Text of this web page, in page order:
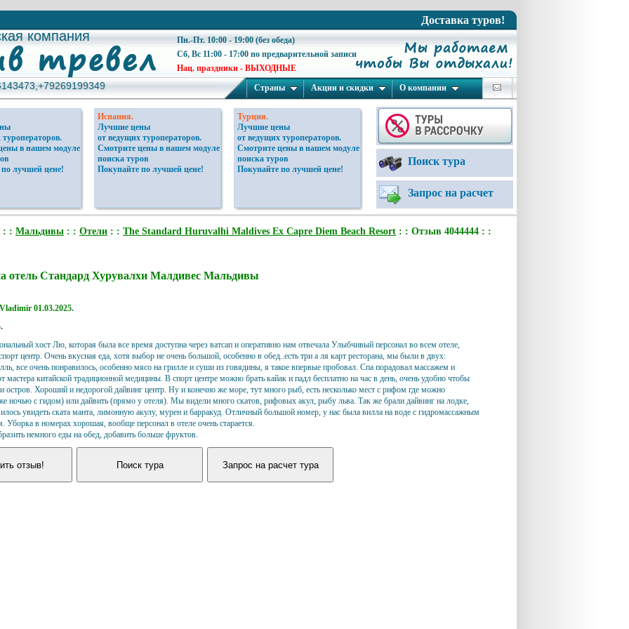
Доставка туров!
компания
компания
Пн.-Пт. 10:00 - 19:00 (без обеда)
Сб, Вс 11:00 - 17:00 по предварительной записи
Нац. праздники - ВЫХОДНЫЕ
Страны Акции и скидки О компании
в нашем модуле
лучшей цене!
Испания.
Лучшие цены
от ведущих туроператоров.
Смотрите цены в нашем модуле
поиска туров
Покупайте по лучшей цене!
Турция.
Лучшие цены
от ведущих туроператоров.
Смотрите цены в нашем модуле
поиска туров
Покупайте по лучшей цене!
Поиск тура
Запрос на расчет
: : Мальдивы : : Отели : : The Standard Huruvalhi Maldives Ex Capre Diem Beach Resort : : Отзыв 4044444 : :
отель Стандард Хурувалхи Малдивес Мальдивы
Vladimir 01.03.2025.
.
хост Лю, которая была все время доступна через ватсап и оперативно нам отвечала Улыбчивый персонал во всем отеле,
центр. Очень вкусная еда, хотя выбор не очень большой, особенно в обед..есть три а ля карт ресторана, мы были в двух:
все очень понравилось, особенно мясо на грилле и суши из говядины, я такое впервые пробовал. Спа порадовал массажем и
мастера китайской традиционной медицины. В спорт центре можно брать кайак и падл бесплатно на час в день, очень удобно чтобы
остров. Хороший и недорогой дайвинг центр. Ну и конечно же море, тут много рыб, есть несколько мест с рифом где можно
ночью с гидом) или дайвить (прямо у отеля). Мы видели много скатов, рифовых акул, рыбу льва. Так же брали дайвинг на лодке,
увидеть ската манта, лимонную акулу, мурен и барракуд. Отличный большой номер, у нас была вилла на воде с гидромассажным
Уборка в номерах хорошая, вообще персонал в отеле очень старается.
немного еды на обед, добавить больше фруктов.